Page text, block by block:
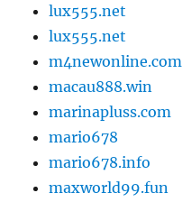
lux555.net
lux555.net
m4newonline.com
macau888.win
marinapluss.com
mario678
mario678.info
maxworld99.fun